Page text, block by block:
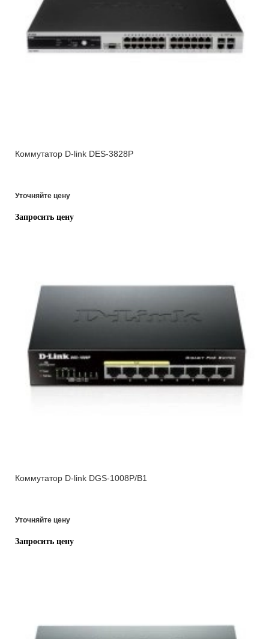
Коммутатор D-link DES-3828P
Уточняйте цену
Запросить цену
Коммутатор D-link DGS-1008P/B1
Уточняйте цену
Запросить цену